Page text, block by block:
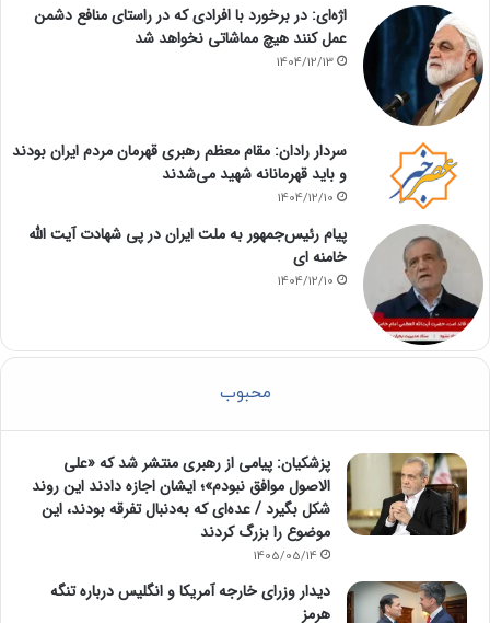
اژه‌ای: در برخورد با افرادی که در راستای منافع دشمن
عمل کنند هیچ مماشاتی نخواهد شد
1404/12/13
سردار رادان: مقام معظم رهبری قهرمان مردم ایران بودند
و باید قهرمانانه شهید می‌شدند
1404/12/10
پیام رئیس‌جمهور به ملت ایران در پی شهادت آیت الله
خامنه ای
1404/12/10
محبوب
پزشکیان: پیامی از رهبری منتشر شد که «علی
الاصول موافق نبودم»؛ ایشان اجازه دادند این روند
شکل بگیرد / عده‌ای که به‌دنبال تفرقه بودند، این
موضوع را بزرگ کردند
1405/05/14
دیدار وزرای خارجه آمریکا و انگلیس درباره تنگه
هرمز